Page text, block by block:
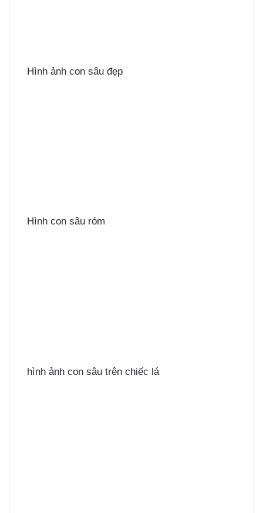
Hình ảnh con sâu đẹp
Hình con sâu róm
hình ảnh con sâu trên chiếc lá